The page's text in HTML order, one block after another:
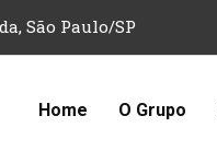
São Paulo/SP
Home O Grupo